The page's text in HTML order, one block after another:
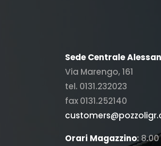
Sede Centrale
Via Marengo, 161
tel. 0131.232023
fax 0131.252140
Orari Magazzino:8.00